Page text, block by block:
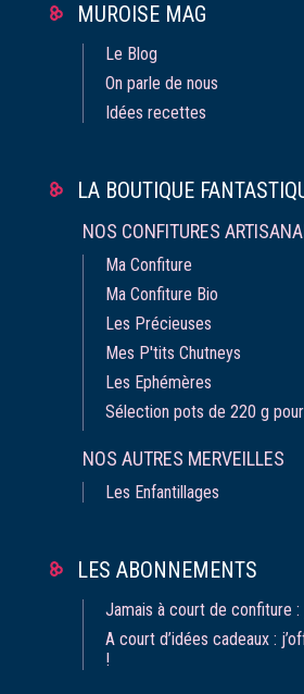
MUROISE MAG
Le Blog
On parle de nous
Idées recettes
LA BOUTIQUE
NOS CONFITURES
Ma Confiture
Ma Confiture Bio
Les Précieuses
Mes P'tits Chutneys
Les Ephémères
Sélection pots de 220 g
NOS AUTRES MERVEILLES
Les Enfantillages
LES ABONNEMENTS
Jamais à court de confiture :
A court d’idées cadeaux :
!